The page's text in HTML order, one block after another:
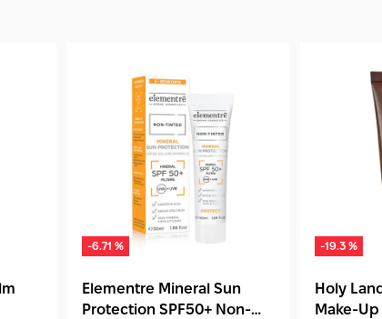
-6.71 %
Elementre Mineral Sun
Protection SPF50+ Non-
-19.3 %
Holy
Make-Up